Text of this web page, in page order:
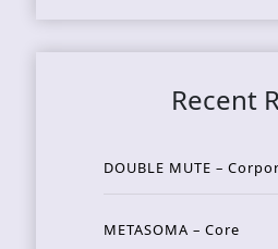
Recent
DOUBLE MUTE –
METASOMA – Core